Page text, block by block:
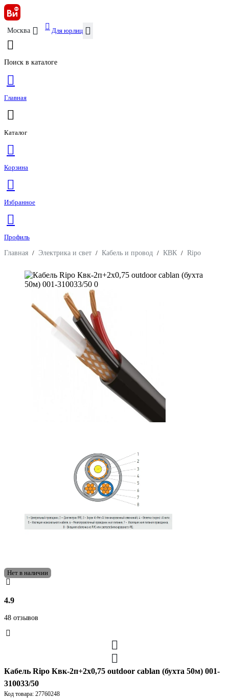
Москва Для юрлиц
Поиск в каталоге
Главная
Каталог
Корзина
Избранное
Профиль
Главная / Электрика и свет / Кабель и провод / КВК / Ripo
Нет в наличии
4.9
48 отзывов
Кабель Ripo Квк-2п+2x0,75 outdoor cablan (бухта 50м) 001-
310033/50
Код товара: 27760248